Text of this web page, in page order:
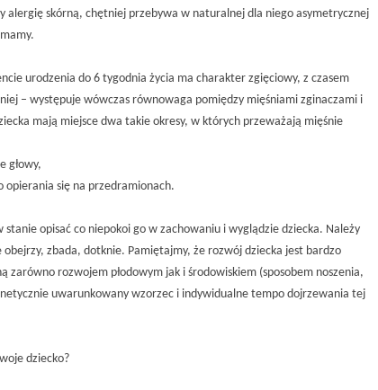
alergię skórną, chętniej przebywa w naturalnej dla niego asymetrycznej
urodzenia do 6 tygodnia życia ma charakter zgięciowy, z czasem
– występuje wówczas równowaga pomiędzy mięśniami zginaczami i
mają miejsce dwa takie okresy, w których przeważają mięśnie
głowy,
opierania się na przedramionach.
stanie opisać co niepokoi go w zachowaniu i wyglądzie dziecka. Należy
zbada, dotknie. Pamiętajmy, że rozwój dziecka jest bardzo
zarówno rozwojem płodowym jak i środowiskiem (sposobem noszenia,
uwarunkowany wzorzec i indywidualne tempo dojrzewania tej
dziecko?